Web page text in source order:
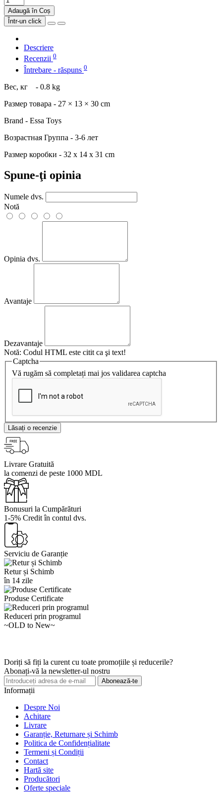
Adaugă în Coș
Într-un click
Descriere
Recenzii 0
Întrebare - răspuns 0
Вес, кг
- 0.8 kg
Размер товара - 27 × 13 × 30 cm
Brand - Essa Toys
Возрастная Группа - 3-6 лет
Размер коробки - 32 x 14 x 31 cm
Spune-ţi opinia
Numele dvs.
Notă
Opinia dvs.
Avantaje
Dezavantaje
Notă: Codul HTML este citit ca şi text!
Captcha
Vă rugăm să completați mai jos validarea captcha
Lăsați o recenzie
Livrare Gratuită
la comenzi de peste 1000 MDL
Bonusuri la Cumpărături
1-5% Credit în contul dvs.
Serviciu de Garanție
Retur și Schimb
în 14 zile
Produse Certificate
Reduceri prin programul
~OLD to New~
Doriți să fiți la curent cu toate promoțiile și reducerile?
Abonați-vă la newsletter-ul nostru
Abonează-te
Informații
Despre Noi
Achitare
Livrare
Garanție, Returnare și Schimb
Politica de Confidențialitate
Termeni și Condiții
Contact
Hartă site
Producători
Oferte speciale